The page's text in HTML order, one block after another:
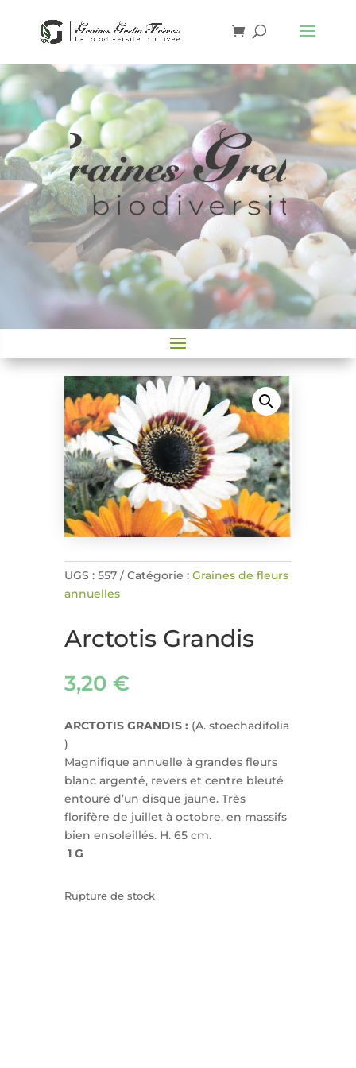
UGS : 557 Catégorie : Graines de fleurs
annuelles
Arctotis Grandis
3,20 €
ARCTOTIS GRANDIS : (A. stoechadifolia
)
Magnifique annuelle à grandes fleurs
blanc argenté, revers et centre bleuté
entouré d’un disque jaune. Très
florifère de juillet à octobre, en massifs
bien ensoleillés. H. 65 cm.
1 G
Rupture de stock